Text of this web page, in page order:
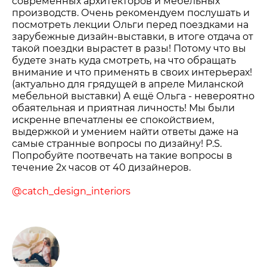
производств. Очень рекомендуем послушать и
посмотреть лекции Ольги перед поездками на
зарубежные дизайн-выставки, в итоге отдача от
такой поездки вырастет в разы! Потому что вы
будете знать куда смотреть, на что обращать
внимание и что применять в своих интерьерах!
(актуально для грядущей в апреле Миланской
мебельной выставки) А ещё Ольга - невероятно
обаятельная и приятная личность! Мы были
искренне впечатлены ее спокойствием,
выдержкой и умением найти ответы даже на
самые странные вопросы по дизайну! P.S.
Попробуйте поотвечать на такие вопросы в
течение 2х часов от 40 дизайнеров.
@catch_design_interiors